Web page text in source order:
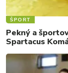
ŠPORT
Pekný a
Spartacus